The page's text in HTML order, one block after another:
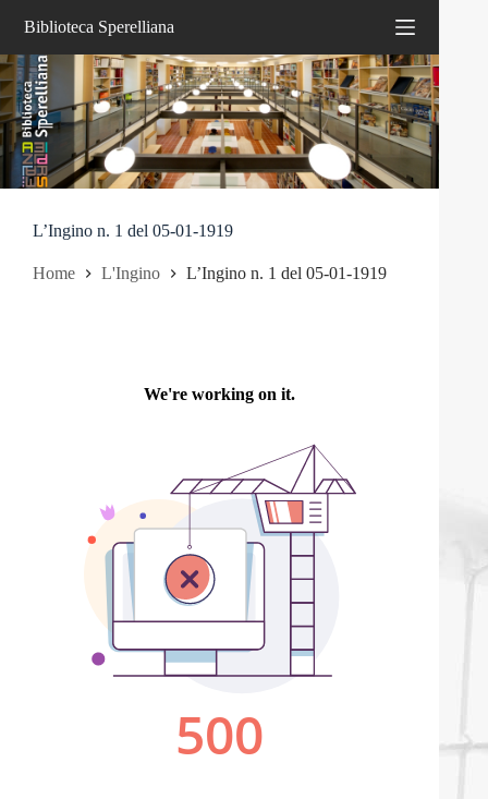
Biblioteca Sperelliana
L’Ingino n. 1 del 05-01-1919
Home L'Ingino L’Ingino n. 1 del 05-01-1919